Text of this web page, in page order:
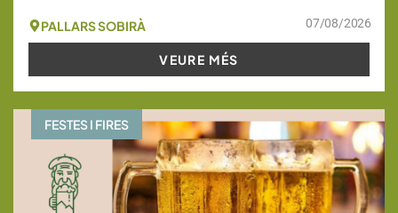
PALLARS SOBIRÀ 07/08/2026
VEURE MÉS
FESTES I FIRES